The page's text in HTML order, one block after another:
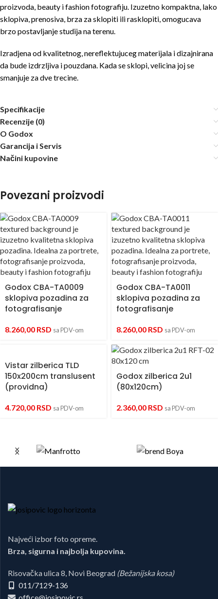
proizvoda, beauty i fashion fotografiju. Izuzetno kompaktna, lako
sklopiva, prenosiva, brza za sklopiti ili rasklopiti, omogucava
brzo postavljanje studija na terenu.
Izradjena od kvalitetnog, nereflektujuceg materijala i dizajnirana
da bude izdrzljiva i pouzdana. Kada se sklopi, velicina joj se
smanjuje za dve trecine.
Specifikacije
Recenzije (0)
O Godox
Garancija i Servis
Načini kupovine
Povezani proizvodi
Godox CBA-TA0009
sklopiva pozadina za
fotografisanje
8.260,00 RSD sa PDV-om
Godox CBA-TA0011
sklopiva pozadina za
fotografisanje
8.260,00 RSD sa PDV-om
Vistar zilberica TLD
150x200cm translusent
(providna)
4.720,00 RSD sa PDV-om
Godox zilberica 2u1
(80x120cm)
2.360,00 RSD sa PDV-om
Najveći izbor foto opreme.
Brza, sigurna i najbolja kupovina.
Risovačka ulica 8, Novi Beograd (Bežanijska kosa)
011/7129-136